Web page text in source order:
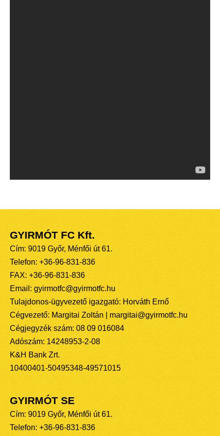
GYIRMÓT FC Kft.
Cím: 9019 Győr, Ménfői út 61.
Telefon: +36-96-831-836
FAX: +36-96-831-836
Email: gyirmotfc@gyirmotfc.hu
Tulajdonos-ügyvezető igazgató: Horváth Ernő
Cégvezető: Margitai Zoltán | margitai@gyirmotfc.hu
Cégjegyzék szám: 08 09 016084
Adószám: 14248953-2-08
K&H Bank Zrt.
10400401-50495348-49571015
GYIRMÓT SE
Cím: 9019 Győr, Ménfői út 61.
Telefon: +36-96-831-836